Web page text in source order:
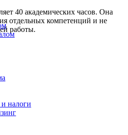
40 академических часов. Она
отдельных компетенций и не
работы.
и налоги